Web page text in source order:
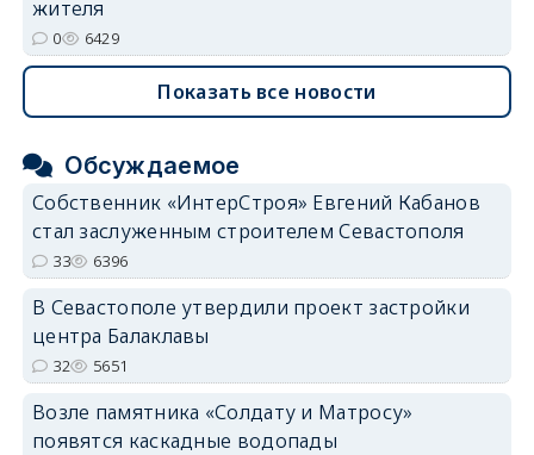
жителя
0 6429
Показать все новости
Обсуждаемое
Собственник «ИнтерСтроя» Евгений Кабанов
стал заслуженным строителем Севастополя
33 6396
В Севастополе утвердили проект застройки
центра Балаклавы
32 5651
Возле памятника «Солдату и Матросу»
появятся каскадные водопады